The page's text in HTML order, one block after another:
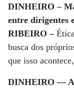
DINHEIRO –
entre dirigentes
RIBEIRO –
busca dos
que isso
DINHEIRO —